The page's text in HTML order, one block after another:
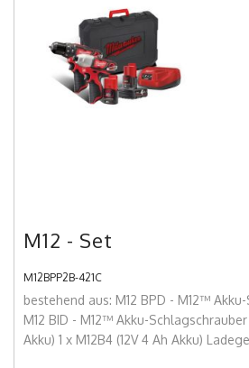
M12 - Set
M12BPP2B-421C
bestehend aus: M12 BPD - M12™
M12 BID - M12™ Akku-Schlagschrauber
Akku) 1 x M12B4 (12V 4 Ah Akku)